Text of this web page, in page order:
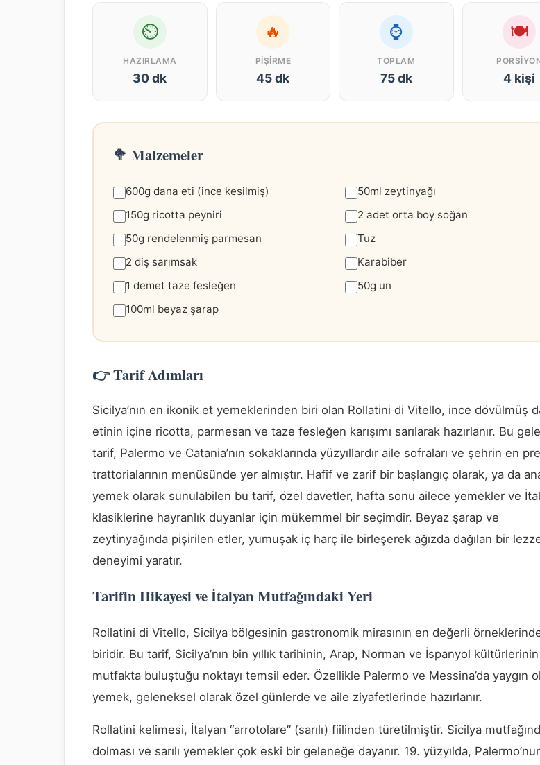
⏲
HAZIRLAMA
30 dk
🔥
PIŞIRME
45 dk
⌚
TOPLAM
75 dk
🍽
4 kişi
🥦 Malzemeler
600g dana eti (ince kesilmiş)
150g ricotta peyniri
50g rendelenmiş parmesan
2 diş sarımsak
1 demet taze fesleğen
100ml beyaz şarap
50ml zeytinyağı
2 adet orta boy soğan
Tuz
Karabiber
50g un
👉 Tarif Adımları
Sicilya’nın en ikonik et yemeklerinden biri olan Rollatini di Vitello, ince dövülmüş
etinin içine ricotta, parmesan ve taze fesleğen karışımı sarılarak hazırlanır. Bu
tarif, Palermo ve Catania’nın sokaklarında yüzyıllardır aile sofraları ve şehrin en
trattorialarının menüsünde yer almıştır. Hafif ve zarif bir başlangıç olarak, ya da
yemek olarak sunulabilen bu tarif, özel davetler, hafta sonu ailece yemekler ve
klasiklerine hayranlık duyanlar için mükemmel bir seçimdir. Beyaz şarap ve
zeytinyağında pişirilen etler, yumuşak iç harç ile birleşerek ağızda dağılan bir
deneyimi yaratır.
Tarifin Hikayesi ve İtalyan Mutfağındaki Yeri
Rollatini di Vitello, Sicilya bölgesinin gastronomik mirasının en değerli
biridir. Bu tarif, Sicilya’nın bin yıllık tarihinin, Arap, Norman ve İspanyol kültürlerinin
mutfakta buluştuğu noktayı temsil eder. Özellikle Palermo ve Messina’da yaygın
yemek, geleneksel olarak özel günlerde ve aile ziyafetlerinde hazırlanır.
Rollatini kelimesi, İtalyan “arrotolare” (sarılı) fiilinden türetilmiştir. Sicilya
dolması ve sarılı yemekler çok eski bir geleneğe dayanır. 19. yüzyılda,